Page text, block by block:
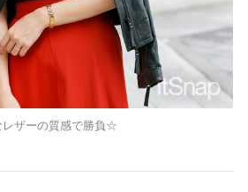
レザーの質感で勝負☆